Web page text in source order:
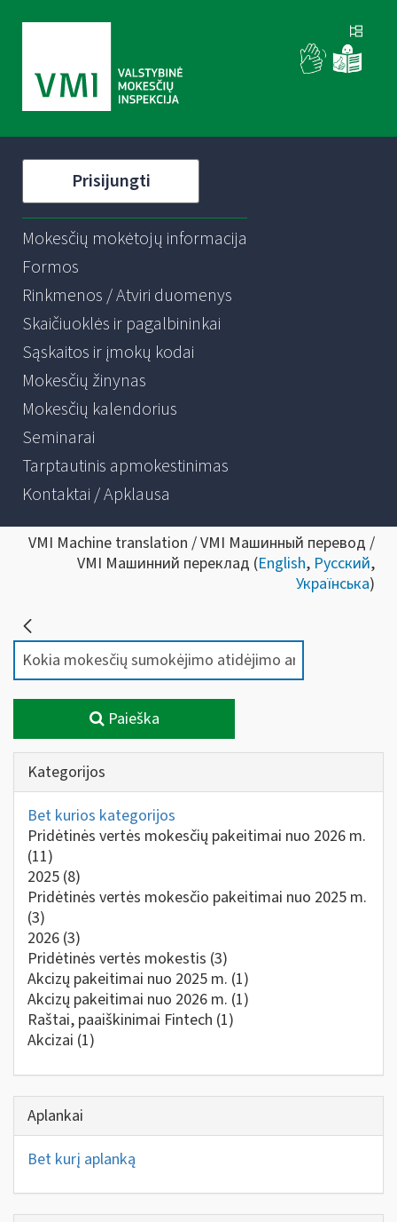
Prisijungti
Mokesčių mokėtojų informacija
Formos
Rinkmenos / Atviri duomenys
Skaičiuoklės ir pagalbininkai
Sąskaitos ir įmokų kodai
Mokesčių žinynas
Mokesčių kalendorius
Seminarai
Tarptautinis apmokestinimas
Kontaktai / Apklausa
VMI Machine translation / VMI Машинный перевод /
VMI Машинний переклад (English, Русский,
Українська)
Paieška
Kategorijos
Bet kurios kategorijos
Pridėtinės vertės mokesčių pakeitimai nuo 2026 m.
(11)
2025 (8)
Pridėtinės vertės mokesčio pakeitimai nuo 2025 m.
(3)
2026 (3)
Pridėtinės vertės mokestis (3)
Akcizų pakeitimai nuo 2025 m. (1)
Akcizų pakeitimai nuo 2026 m. (1)
Raštai, paaiškinimai Fintech (1)
Akcizai (1)
Aplankai
Bet kurį aplanką